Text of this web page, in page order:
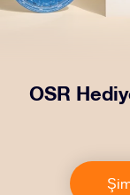
OSR
zarf içinde
adrese